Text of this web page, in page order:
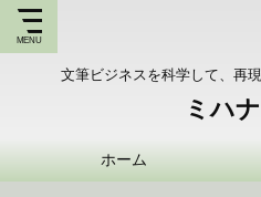
文筆ビジネスを科学して、再
ミハ
ホーム